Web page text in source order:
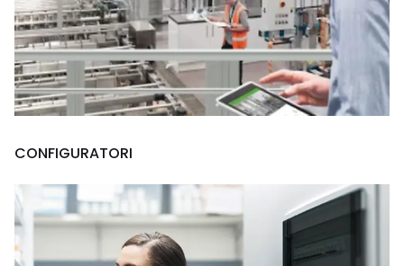
CONFIGURATORI